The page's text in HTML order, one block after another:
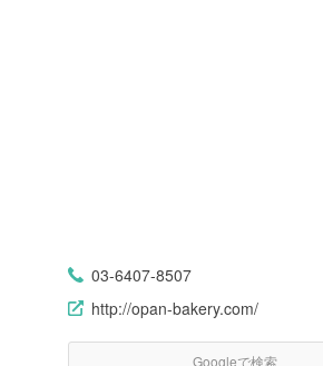
03-6407-8507
http://opan-bakery.com/
Googleで検索